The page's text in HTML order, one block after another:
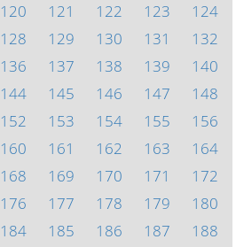
120 121 122 123
124
128 129 130 131
132
136 137 138 139
140
144 145 146 147
148
152 153 154 155
156
160 161 162 163
164
168 169 170 171
172
176 177 178 179
180
184 185 186 187
188